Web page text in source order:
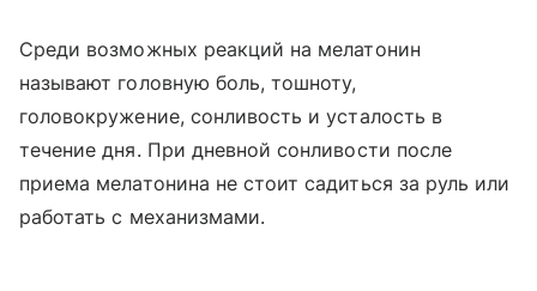
Среди возможных реакций на мелатонин
называют головную боль, тошноту,
головокружение, сонливость и усталость в
течение дня. При дневной сонливости после
приема мелатонина не стоит садиться за руль или
работать с механизмами.